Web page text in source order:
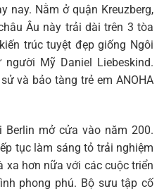
nay. Nằm ở quận Kreuzberg,
Âu này trải dài trên 3 tòa
​​trúc tuyệt đẹp giống Ngôi
Mỹ Daniel Liebeskind.
và bảo tàng trẻ em ANOHA
mở cửa vào năm 200.
tục làm sáng tỏ trải nghiệm
xa hơn nữa với các cuộc triển
phong phú. Bộ sưu tập cố